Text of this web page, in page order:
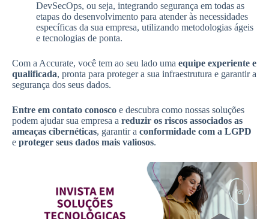
DevSecOps, ou seja, integrando segurança em todas as
etapas do desenvolvimento para atender às necessidades
específicas da sua empresa, utilizando metodologias ágeis
e tecnologias de ponta.
Com a Accurate, você tem ao seu lado uma equipe experiente e
qualificada, pronta para proteger a sua infraestrutura e garantir a
segurança dos seus dados.
Entre em contato conosco e descubra como nossas soluções
podem ajudar sua empresa a reduzir os riscos associados as
ameaças cibernéticas, garantir a conformidade com a LGPD
e proteger seus dados mais valiosos.